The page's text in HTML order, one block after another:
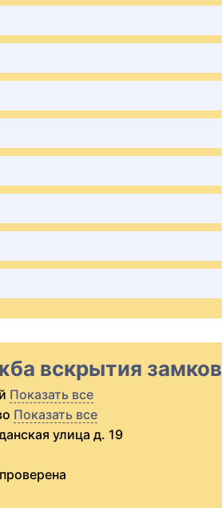
вскрытия замков
Показать все
Показать все
улица д. 19